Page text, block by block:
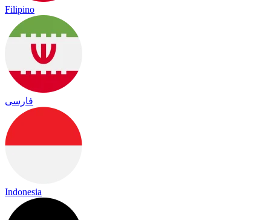
Filipino
فارسی
Indonesia